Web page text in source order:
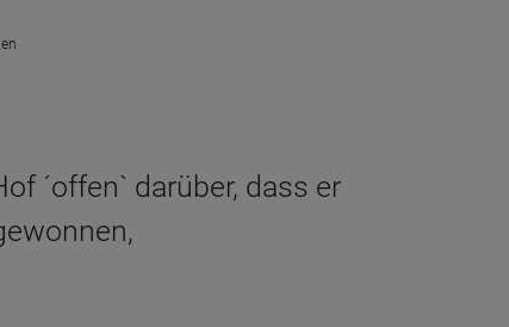
´offen` darüber, dass er